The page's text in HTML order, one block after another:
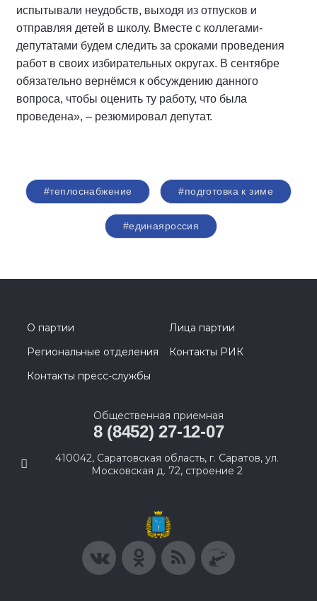
испытывали неудобств, выходя из отпусков и
отправляя детей в школу. Вместе с коллегами-
депутатами будем следить за сроками проведения
работ в своих избирательных округах. В сентябре
обязательно вернёмся к обсуждению данного
вопроса, чтобы оценить ту работу, что была
проведена», – резюмировал депутат.
#теплоснабжение #подготовка к зиме
#единаяроссия
О партии
Лица партии
Региональные отделения
Контакты РИК
Контакты пресс-службы
Общественная приемная
8 (8452) 27-12-07
410042, Саратовская область, г. Саратов, ул.
Московская д. 72, строение 2